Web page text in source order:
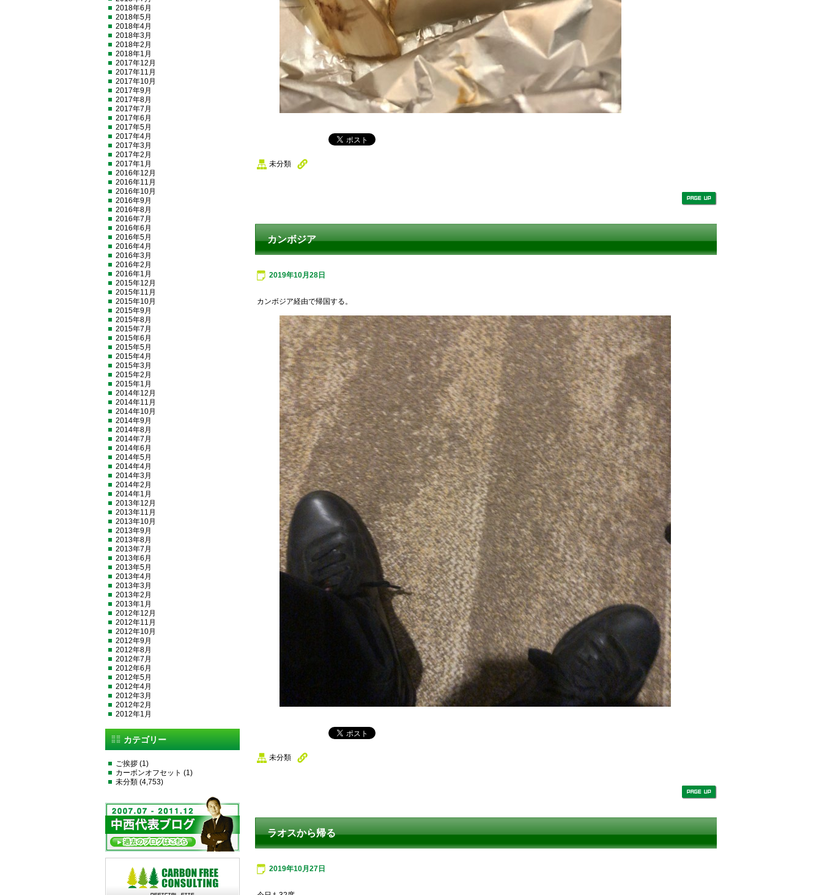
未分類
カンボジア
2019年10月28日
カンボジア経由で帰国する。
未分類
ラオスから帰る
2019年10月27日
2018年6月
2018年5月
2018年4月
2018年3月
2018年2月
2018年1月
2017年12月
2017年11月
2017年10月
2017年9月
2017年8月
2017年7月
2017年6月
2017年5月
2017年4月
2017年3月
2017年2月
2017年1月
2016年12月
2016年11月
2016年10月
2016年9月
2016年8月
2016年7月
2016年6月
2016年5月
2016年4月
2016年3月
2016年2月
2016年1月
2015年12月
2015年11月
2015年10月
2015年9月
2015年8月
2015年7月
2015年6月
2015年5月
2015年4月
2015年3月
2015年2月
2015年1月
2014年12月
2014年11月
2014年10月
2014年9月
2014年8月
2014年7月
2014年6月
2014年5月
2014年4月
2014年3月
2014年2月
2014年1月
2013年12月
2013年11月
2013年10月
2013年9月
2013年8月
2013年7月
2013年6月
2013年5月
2013年4月
2013年3月
2013年2月
2013年1月
2012年12月
2012年11月
2012年10月
2012年9月
2012年8月
2012年7月
2012年6月
2012年5月
2012年4月
2012年3月
2012年2月
2012年1月
カテゴリー
ご挨拶 (1)
カーボンオフセット (1)
未分類 (4,753)